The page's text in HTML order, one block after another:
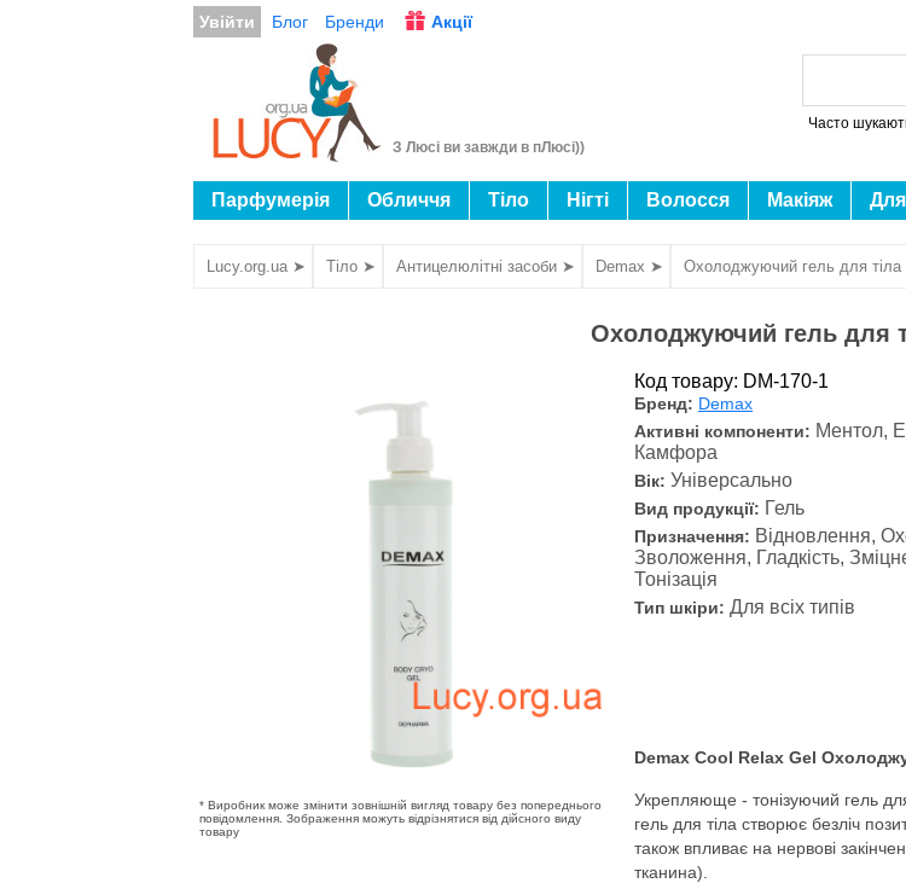
Увійти Блог Бренди Акції
З Люсі ви завжди в пЛюсі))
Часто
Парфумерія Обличчя Тіло Нігті Волосся Макіяж Для
Lucy.org.ua ➤ Тіло ➤ Антицелюлітні засоби ➤ Demax ➤ Охолоджуючий гель для тіла
Охолоджуючий гель для
* Виробник може змінити зовнішній вигляд товару без попереднього
повідомлення. Зображення можуть відрізнятися від дійсного виду
товару
Код товару: DM-170-1
Бренд: Demax
Активні компоненти: Ментол,
Камфора
Вік: Універсально
Вид продукції: Гель
Призначення: Відновлення,
Зволоження, Гладкість,
Тонізація
Тип шкіри: Для всіх типів
Demax Cool Relax Gel
Укрепляюще - тонізуючий гель
гель для тіла створює безліч
також впливає на нервові
тканина).